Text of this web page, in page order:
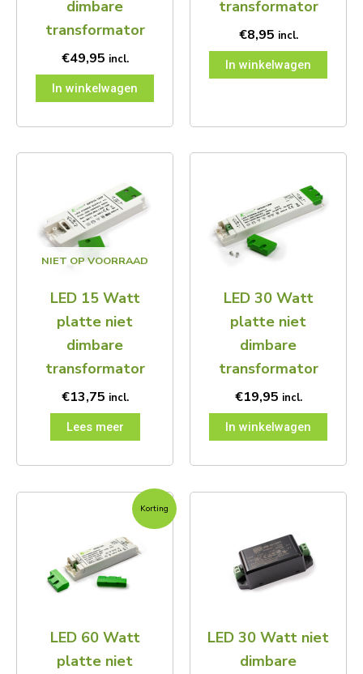
dimbare
transformator
€49,95 incl.
In winkelwagen
transformator
€8,95 incl.
In winkelwagen
NIET OP VOORRAAD
LED 15 Watt
platte niet
dimbare
transformator
€13,75 incl.
Lees meer
LED 30 Watt
platte niet
dimbare
transformator
€19,95 incl.
In winkelwagen
Korting
LED 60 Watt
platte niet
Oorspronkelijke
€29,95.
Huidige
prijs
€24,95.
LED 30 Watt niet
dimbare